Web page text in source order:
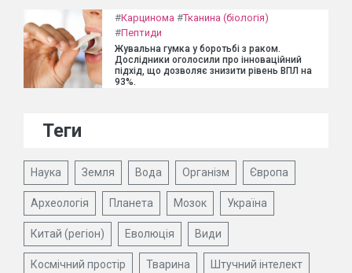
#Карцинома #Тканина (біологія)
#Пептиди
Жувальна гумка у боротьбі з раком.
Дослідники оголосили про інноваційний
підхід, що дозволяє знизити рівень ВПЛ на
93%.
Теги
Наука Земля Вода Організм Європа
Археологія Планета Мозок Україна
Китай (регіон) Еволюція Види
Космічний простір Тварина Штучний інтелект